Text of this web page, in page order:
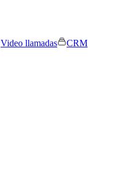
Video llamadas
CRM